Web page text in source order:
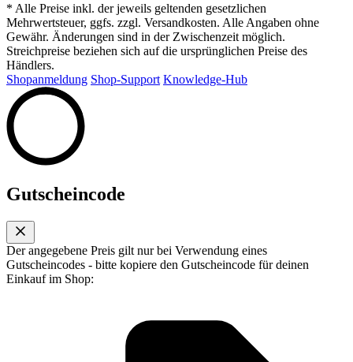
* Alle Preise inkl. der jeweils geltenden gesetzlichen
Mehrwertsteuer, ggfs. zzgl. Versandkosten. Alle Angaben ohne
Gewähr. Änderungen sind in der Zwischenzeit möglich.
Streichpreise beziehen sich auf die ursprünglichen Preise des
Händlers.
Shopanmeldung Shop-Support Knowledge-Hub
Gutscheincode
Der angegebene Preis gilt nur bei Verwendung eines
Gutscheincodes - bitte kopiere den Gutscheincode für deinen
Einkauf im Shop: